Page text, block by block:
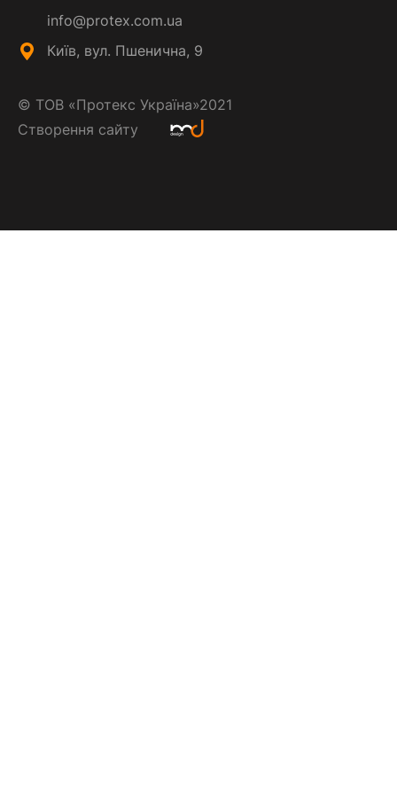
info@protex.com.ua
Київ, вул. Пшенична, 9
© ТОВ «Протекс Україна»2021
Створення сайту